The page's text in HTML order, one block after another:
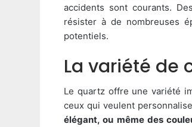
accidents sont courants.
résister à de nombreuses
potentiels.
La variété de
Le quartz offre une variété
ceux qui veulent
élégant, ou même des